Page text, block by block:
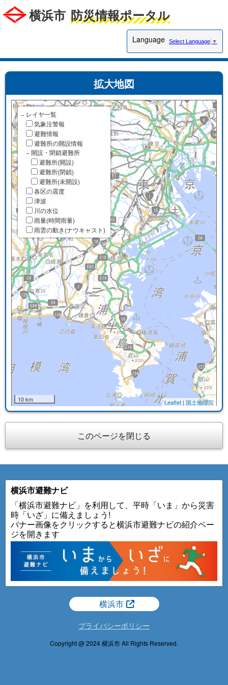
横浜市 防災情報ポータル
Language Select Language ▼
拡大地図
− レイヤ一覧
気象注警報
避難情報
避難所の開設情報
−開設・閉鎖避難所
避難所(開設)
避難所(閉鎖)
避難所(未開設)
各区の震度
津波
川の水位
雨量(時間雨量)
雨雲の動き(ナウキャスト)
10 km Leaflet | 国土地理院
このページを閉じる
横浜市避難ナビ
「横浜市避難ナビ」を利用して、平時「いま」から災害
時「いざ」に備えましょう!
バナー画像をクリックすると横浜市避難ナビの紹介ペー
ジを開きます
横浜市
プライバシーポリシー
Copyright @ 2024 横浜市 All Rights Reserved.